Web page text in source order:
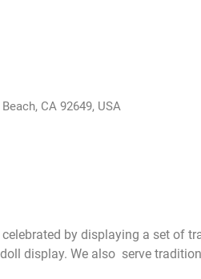
CA 92649, USA
by displaying a set of
display. We also  serve